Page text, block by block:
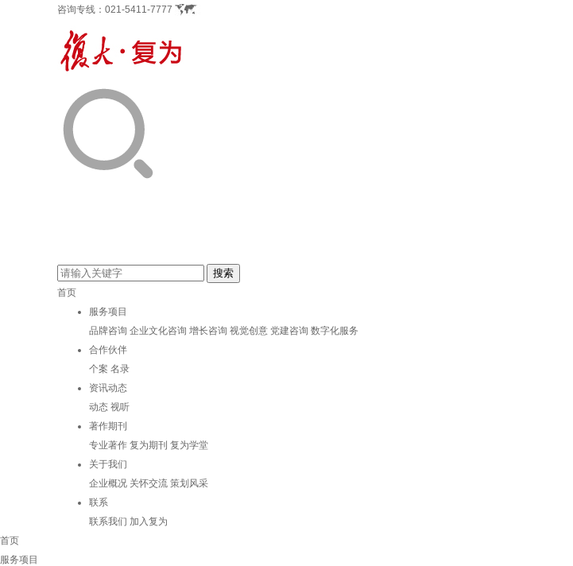
咨询专线： 021-5411-7777
首页
服务项目
品牌咨询 企业文化咨询 增长咨询 视觉创意 党建咨询 数字化服务
合作伙伴
个案 名录
资讯动态
动态 视听
著作期刊
专业著作 复为期刊 复为学堂
关于我们
企业概况 关怀交流 策划风采
联系
联系我们 加入复为
首页
服务项目